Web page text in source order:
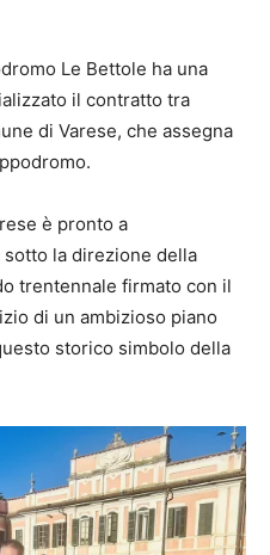
Le Bettole ha una
il contratto tra
di Varese, che assegna
è pronto a
la direzione della
trentennale firmato con il
di un ambizioso piano
storico simbolo della